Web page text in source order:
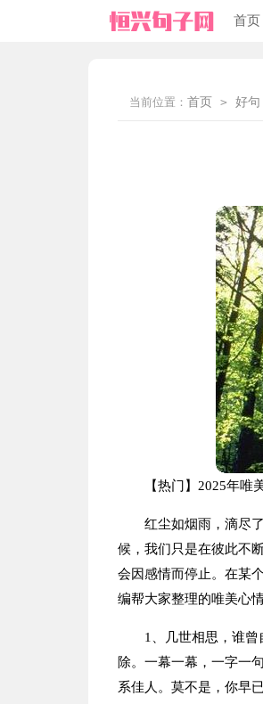
首页
当前位置： 首页 > 好句
【热门】2025年唯
红尘如烟雨，滴尽
候，我们只是在彼此不
会因感情而停止。在某
编帮大家整理的唯美心
1、几世相思，谁
除。一幕一幕，一字一
系佳人。莫不是，你早